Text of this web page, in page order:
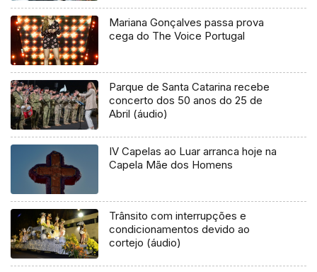
Mariana Gonçalves passa prova
cega do The Voice Portugal
Parque de Santa Catarina recebe
concerto dos 50 anos do 25 de
Abril (áudio)
IV Capelas ao Luar arranca hoje na
Capela Mãe dos Homens
Trânsito com interrupções e
condicionamentos devido ao
cortejo (áudio)